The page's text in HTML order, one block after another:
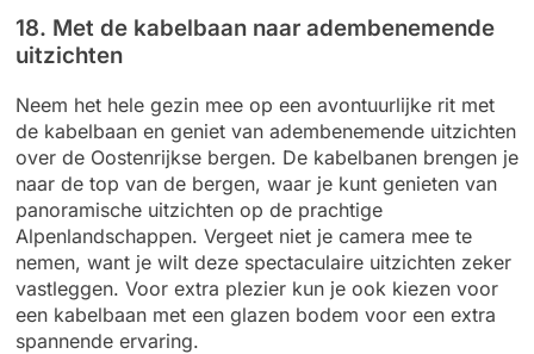
18. Met de kabelbaan naar adembenemende
uitzichten
Neem het hele gezin mee op een avontuurlijke rit met
de kabelbaan en geniet van adembenemende uitzichten
over de Oostenrijkse bergen. De kabelbanen brengen je
naar de top van de bergen, waar je kunt genieten van
panoramische uitzichten op de prachtige
Alpenlandschappen. Vergeet niet je camera mee te
nemen, want je wilt deze spectaculaire uitzichten zeker
vastleggen. Voor extra plezier kun je ook kiezen voor
een kabelbaan met een glazen bodem voor een extra
spannende ervaring.